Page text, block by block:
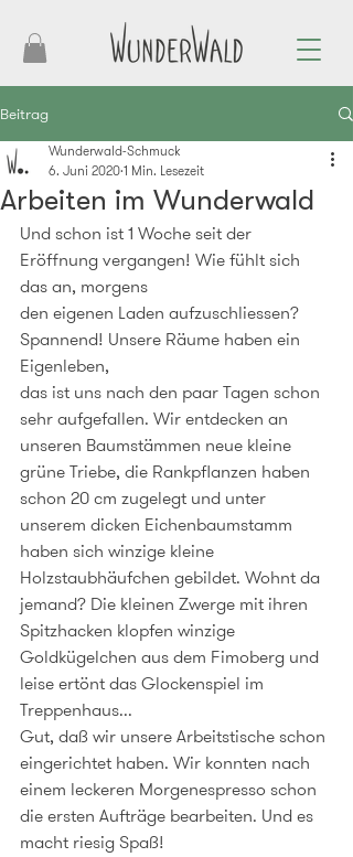
Beitrag
Arbeiten im Wunderwald
Wunderwald-Schmuck
6. Juni 20201 Min. Lesezeit
Und schon ist 1 Woche seit der
Eröffnung vergangen! Wie fühlt sich
das an, morgens
den eigenen Laden aufzuschliessen?
Spannend! Unsere Räume haben ein
Eigenleben,
das ist uns nach den paar Tagen schon
sehr aufgefallen. Wir entdecken an
unseren Baumstämmen neue kleine
grüne Triebe, die Rankpflanzen haben
schon 20 cm zugelegt und unter
unserem dicken Eichenbaumstamm
haben sich winzige kleine
Holzstaubhäufchen gebildet. Wohnt da
jemand? Die kleinen Zwerge mit ihren
Spitzhacken klopfen winzige
Goldkügelchen aus dem Fimoberg und
leise ertönt das Glockenspiel im
Treppenhaus...
Gut, daß wir unsere Arbeitstische schon
eingerichtet haben. Wir konnten nach
einem leckeren Morgenespresso schon
die ersten Aufträge bearbeiten. Und es
macht riesig Spaß!